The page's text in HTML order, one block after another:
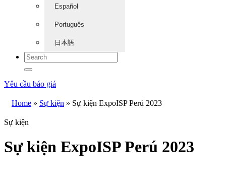
Español
Português
日本語
Yêu cầu báo giá
Home » Sự kiện » Sự kiện ExpoISP Perú 2023
Sự kiện
Sự kiện ExpoISP Perú 2023